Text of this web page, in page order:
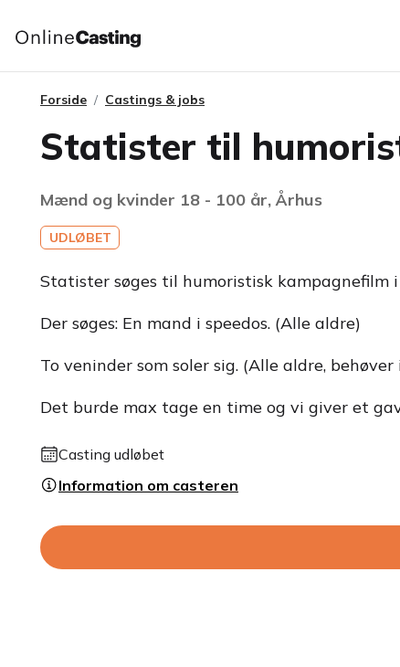
Forside Castings & jobs
Statister til
Mænd og kvinder 18 - 100 år, Århus
UDLØBET
Statister søges til humoristisk kampagnefilm i
Der søges: En mand i speedos. (Alle aldre)
To veninder som soler sig. (Alle aldre,
Det burde max tage en time og vi giver et
Casting udløbet
Information om casteren